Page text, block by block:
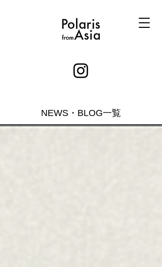
NEWS・BLOG一覧